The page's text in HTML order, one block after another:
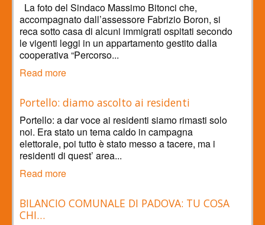
La foto del Sindaco Massimo Bitonci che,
accompagnato dall’assessore Fabrizio Boron, si
reca sotto casa di alcuni immigrati ospitati secondo
le vigenti leggi in un appartamento gestito dalla
cooperativa “Percorso...
Read more
Portello: diamo ascolto ai residenti
Portello: a dar voce ai residenti siamo rimasti solo
noi. Era stato un tema caldo in campagna
elettorale, poi tutto è stato messo a tacere, ma i
residenti di quest’ area...
Read more
BILANCIO COMUNALE DI PADOVA: TU COSA
CHI…